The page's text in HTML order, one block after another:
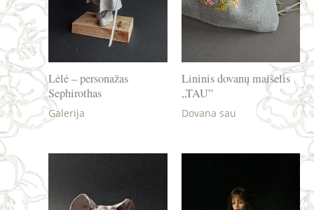
Lėlė – personažas
Sephirothas
Galerija
Lininis dovanų maišelis
„TAU”
Dovana sau